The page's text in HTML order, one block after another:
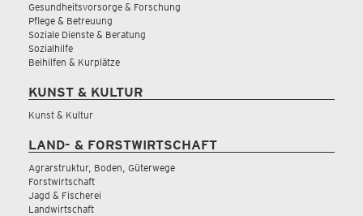
Gesundheitsvorsorge & Forschung
Pflege & Betreuung
Soziale Dienste & Beratung
Sozialhilfe
Beihilfen & Kurplätze
KUNST & KULTUR
Kunst & Kultur
LAND- & FORSTWIRTSCHAFT
Agrarstruktur, Boden, Güterwege
Forstwirtschaft
Jagd & Fischerei
Landwirtschaft